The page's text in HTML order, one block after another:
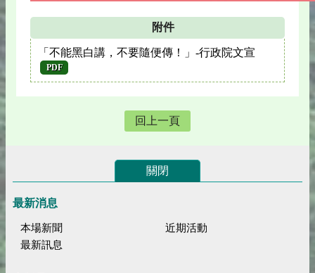
附件
「不能黑白講，不要隨便傳！」-行政院文宣
PDF
回上一頁
關閉
最新消息
本場新聞
近期活動
最新訊息